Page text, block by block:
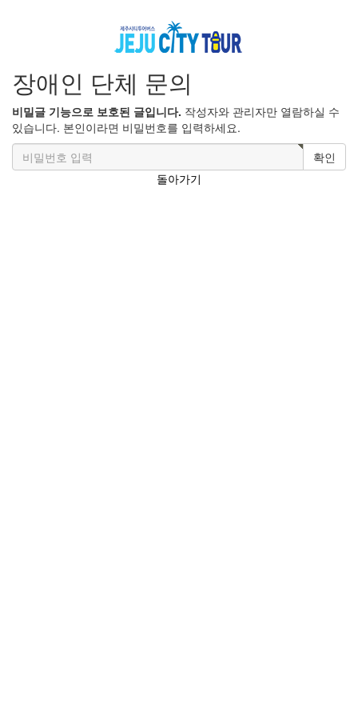
장애인 단체 문의
비밀글 기능으로 보호된 글입니다. 작성자와 관리자만 열람하실 수
있습니다. 본인이라면 비밀번호를 입력하세요.
확인
돌아가기